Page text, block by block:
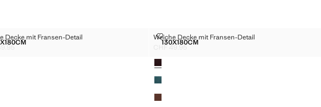
WEICHE DECKE MIT FRANSEN-DETAIL
Decke mit Fransen-Detail
DECKE MIT FRANSEN-DETAIL
Größen
130X180CMWEICHE DECKE MIT FRANSEN-DETAIL
Weiche Decke mit Fransen-Detail
WEICHE DECKE MIT FRANSEN-DETAIL
CHF 49.95
Farben